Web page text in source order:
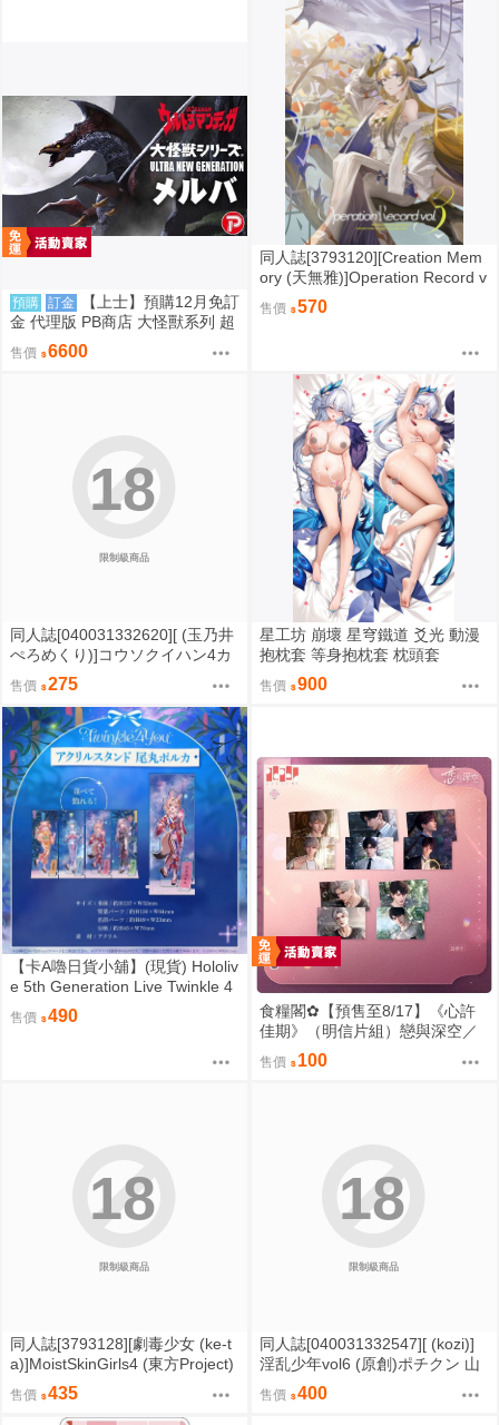
預購 訂金
【上士】預購12月免訂
金 代理版 PB商店 大怪獸系列 超
人力霸王迪卡 超古代鳥美爾巴 08
18
售價 6600
同人誌[3793120][Creation Mem
ory (天無雅)]Operation Record v
ol.3【特典】 (明日方舟)
售價 570
限制級商品
18
同人誌[040031332620][ (玉乃井
ぺろめくり)]コウソクイハン4カ
イメ (原創)
售價 275
星工坊 崩壞 星穹鐵道 爻光 動漫
抱枕套 等身抱枕套 枕頭套
售價 900
【卡A嚕日貨小舖】(現貨) Hololiv
e 5th Generation Live Twinkle 4
You 壓克力立牌 尾丸ポルカ
售價 490
食糧閣✿【預售至8/17】《心許
佳期》（明信片組）戀與深空／
沈星回／祁煜／黎深／秦徹／夏
以晝／疊紙
售價 100
限制級商品
18
同人誌[3793128][劇毒少女 (ke-t
a)]MoistSkinGirls4 (東方Project)
售價 435
限制級商品
18
同人誌[040031332547][ (kozi)]
淫乱少年vol6 (原創)ポチクン 山
王 リオ 燕
售價 400